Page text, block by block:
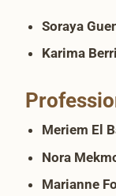
Soraya
Karima
Meriem El
Nora
Marianne